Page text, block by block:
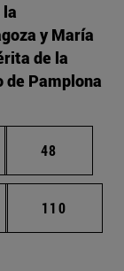
y María
de la
de Pamplona
intermedias
Página
48
intermedias
Página
110